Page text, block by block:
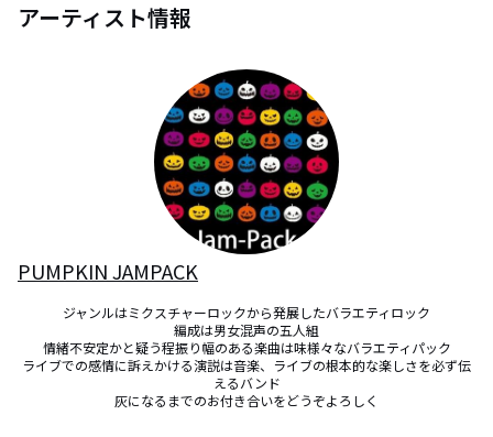
アーティスト情報
PUMPKIN JAMPACK
ジャンルはミクスチャーロックから発展したバラエティロック
編成は男女混声の五人組
情緒不安定かと疑う程振り幅のある楽曲は味様々なバラエティパック
ライブでの感情に訴えかける演説は音楽、ライブの根本的な楽しさを必ず伝
えるバンド
灰になるまでのお付き合いをどうぞよろしく